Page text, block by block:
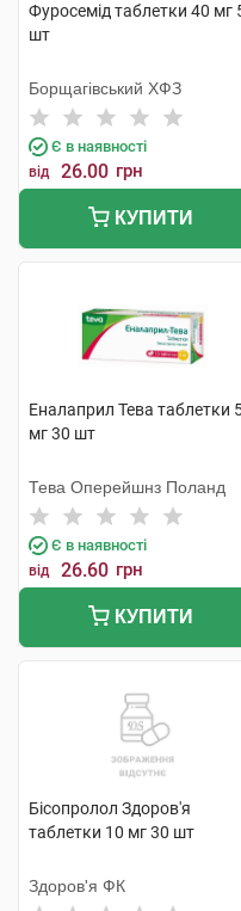
Фуросемід таблетки 40 мг
шт
Борщагівський ХФЗ
Є в наявності
від 26.00 грн
КУПИТИ
Еналаприл Тева таблетки
мг 30 шт
Тева Оперейшнз Поланд
Є в наявності
від 26.60 грн
КУПИТИ
Бісопролол Здоров'я
таблетки 10 мг 30 шт
Здоров'я ФК